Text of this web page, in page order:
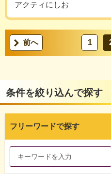
アクティにしお
前へ 1
条件を絞り込んで探す
フリーワードで探す